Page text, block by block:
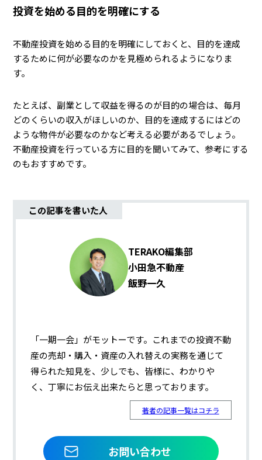
投資を始める目的を明確にする
不動産投資を始める目的を明確にしておくと、目的を達成
するために何が必要なのかを見極められるようになりま
す。
たとえば、副業として収益を得るのが目的の場合は、毎月
どのくらいの収入がほしいのか、目的を達成するにはどの
ような物件が必要なのかなど考える必要があるでしょう。
不動産投資を行っている方に目的を聞いてみて、参考にする
のもおすすめです。
この記事を書いた人
TERAKO編集部
小田急不動産
飯野一久
「一期一会」がモットーです。これまでの投資不動
産の売却・購入・資産の入れ替えの実務を通じて
得られた知見を、少しでも、皆様に、わかりや
く、丁寧にお伝え出来たらと思っております。
著者の記事一覧はコチラ
お問い合わせ